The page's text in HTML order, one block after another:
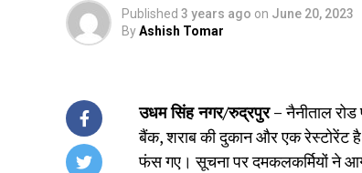
Published 3 years ago on June 20, 2023
ByAshish Tomar
उधम सिंह नगर/रुद्रपुर –नैनीताल
बैंक, शराब की दुकान और एक रेस्टोरेंट
फंस गए। सूचना पर दमकलकर्मियों ने